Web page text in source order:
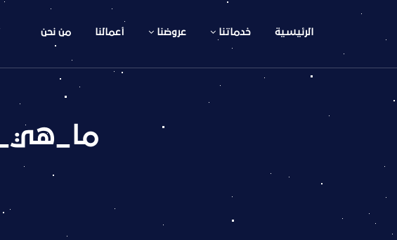
الرئيسية خدماتنا عروضنا أعمالنا من نحن